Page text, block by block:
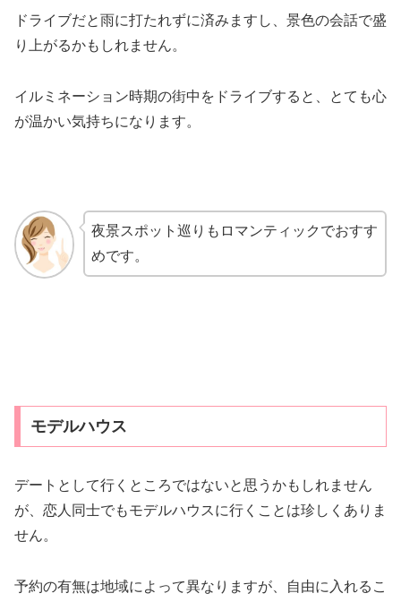
ドライブだと雨に打たれずに済みますし、景色の会話で盛
り上がるかもしれません。
イルミネーション時期の街中をドライブすると、とても心
が温かい気持ちになります。
夜景スポット巡りもロマンティックでおすす
めです。
モデルハウス
デートとして行くところではないと思うかもしれません
が、恋人同士でもモデルハウスに行くことは珍しくありま
せん。
予約の有無は地域によって異なりますが、自由に入れるこ